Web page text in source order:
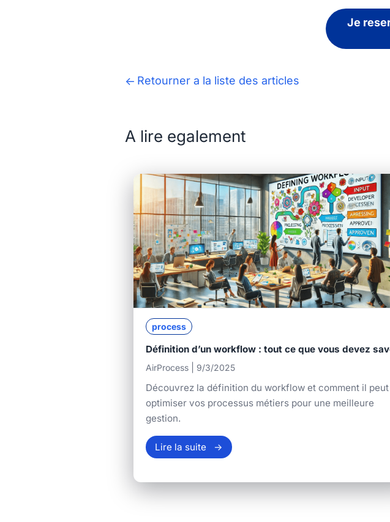
Je
Retourner a la liste des articles
A lire egalement
process
Définition d’un workflow : tout ce que vous devez
AirProcess 9/3/2025
Découvrez la définition du workflow et comment il peut
optimiser vos processus métiers pour une meilleure
gestion.
Lire la suite